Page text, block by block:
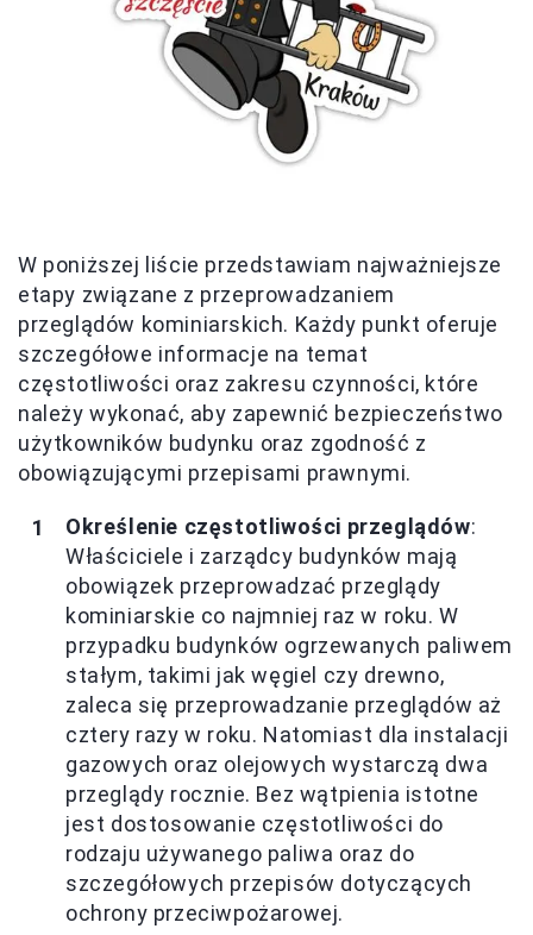
W poniższej liście przedstawiam najważniejsze
etapy związane z przeprowadzaniem
przeglądów kominiarskich. Każdy punkt oferuje
szczegółowe informacje na temat
częstotliwości oraz zakresu czynności, które
należy wykonać, aby zapewnić bezpieczeństwo
użytkowników budynku oraz zgodność z
obowiązującymi przepisami prawnymi.
Określenie częstotliwości przeglądów:
Właściciele i zarządcy budynków mają
obowiązek przeprowadzać przeglądy
kominiarskie co najmniej raz w roku. W
przypadku budynków ogrzewanych paliwem
stałym, takimi jak węgiel czy drewno,
zaleca się przeprowadzanie przeglądów aż
cztery razy w roku. Natomiast dla instalacji
gazowych oraz olejowych wystarczą dwa
przeglądy rocznie. Bez wątpienia istotne
jest dostosowanie częstotliwości do
rodzaju używanego paliwa oraz do
szczegółowych przepisów dotyczących
ochrony przeciwpożarowej.